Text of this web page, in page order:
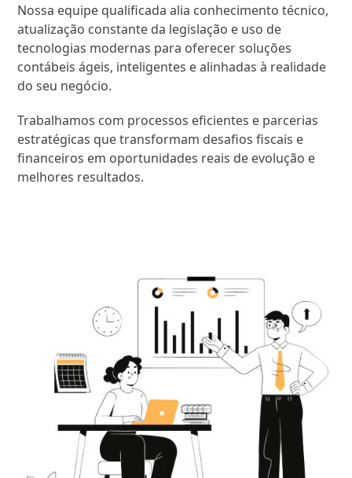
Nossa equipe qualificada alia conhecimento técnico,
atualização constante da legislação e uso de
tecnologias modernas para oferecer soluções
contábeis ágeis, inteligentes e alinhadas à realidade
do seu negócio.
Trabalhamos com processos eficientes e parcerias
estratégicas que transformam desafios fiscais e
financeiros em oportunidades reais de evolução e
melhores resultados.